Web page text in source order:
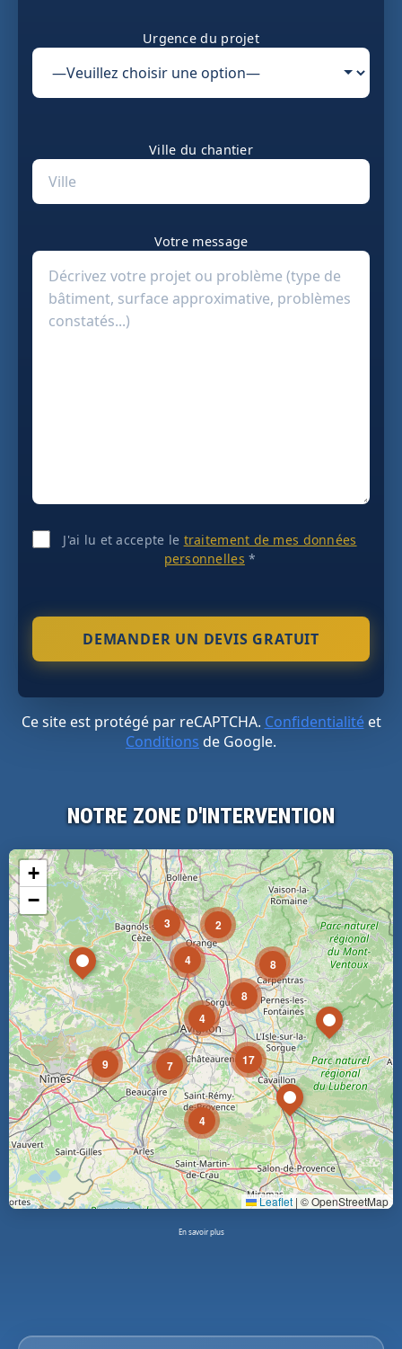
Urgence du projet
Ville du chantier
Votre message
J'ai lu et accepte le traitement de mes données
personnelles *
Ce site est protégé par reCAPTCHA. Confidentialitéet
Conditions de Google.
NOTRE ZONE D'INTERVENTION
3
4
9 7
2
4
4
17
8
8
+
−
Leaflet | © OpenStreetMap
En savoir plus